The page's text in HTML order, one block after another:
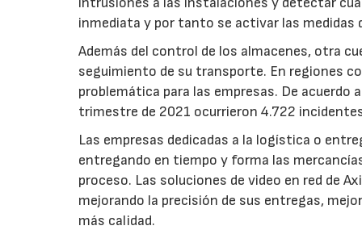
inmediata y por tanto se activar las
Además del control de los almacenes, otra
seguimiento de su transporte. En regiones
problemática para las empresas. De
trimestre de 2021 ocurrieron 4.722
Las empresas dedicadas a la logística o
entregando en tiempo y forma las
proceso. Las soluciones de video en red de
mejorando la precisión de sus entregas,
más calidad.